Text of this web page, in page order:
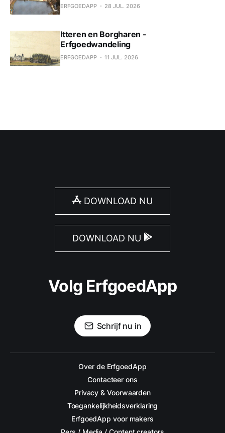
ERFGOEDAPP 28 JUL. 2026
Itteren en Borgharen -
Erfgoedwandeling
ERFGOEDAPP 11 JUL. 2026
DOWNLOAD NU
DOWNLOAD NU
Volg ErfgoedApp
Schrijf nu in
Over de ErfgoedApp
Contacteer ons
Privacy & Voorwaarden
Toegankelijkheidsverklaring
ErfgoedApp voor makers